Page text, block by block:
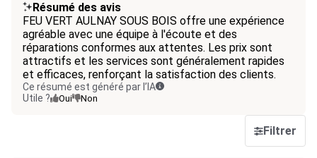
Résumé des avis
FEU VERT AULNAY SOUS BOIS offre une expérience
agréable avec une équipe à l'écoute et des
réparations conformes aux attentes. Les prix sont
attractifs et les services sont généralement rapides
et efficaces, renforçant la satisfaction des clients.
Ce résumé est généré par l’IA
Utile ?
Oui Non
Filtrer